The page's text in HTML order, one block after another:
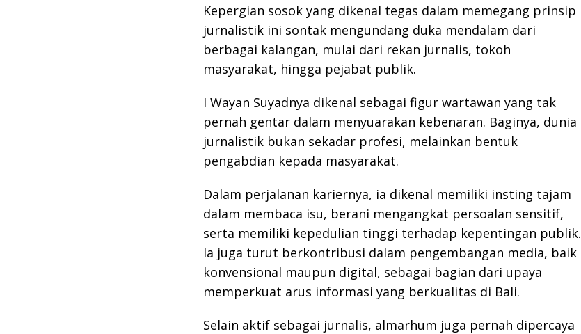
Kepergian sosok yang dikenal tegas dalam memegang prinsip
jurnalistik ini sontak mengundang duka mendalam dari
berbagai kalangan, mulai dari rekan jurnalis, tokoh
masyarakat, hingga pejabat publik.
I Wayan Suyadnya dikenal sebagai figur wartawan yang tak
pernah gentar dalam menyuarakan kebenaran. Baginya, dunia
jurnalistik bukan sekadar profesi, melainkan bentuk
pengabdian kepada masyarakat.
Dalam perjalanan kariernya, ia dikenal memiliki insting tajam
dalam membaca isu, berani mengangkat persoalan sensitif,
serta memiliki kepedulian tinggi terhadap kepentingan publik.
Ia juga turut berkontribusi dalam pengembangan media, baik
konvensional maupun digital, sebagai bagian dari upaya
memperkuat arus informasi yang berkualitas di Bali.
Selain aktif sebagai jurnalis, almarhum juga pernah dipercaya